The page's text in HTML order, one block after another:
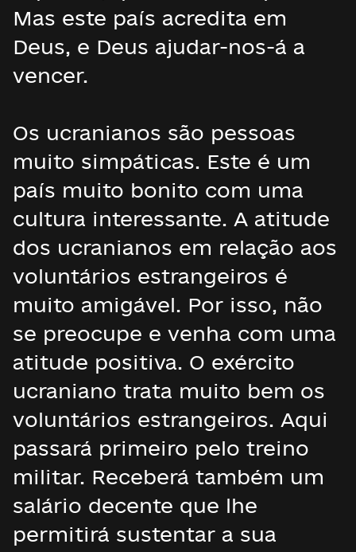
Mas este país acredita em
Deus, e Deus ajudar-nos-á a
vencer.
Os ucranianos são pessoas
muito simpáticas. Este é um
país muito bonito com uma
cultura interessante. A atitude
dos ucranianos em relação aos
voluntários estrangeiros é
muito amigável. Por isso, não
se preocupe e venha com uma
atitude positiva. O exército
ucraniano trata muito bem os
voluntários estrangeiros. Aqui
passará primeiro pelo treino
militar. Receberá também um
salário decente que lhe
permitirá sustentar a sua